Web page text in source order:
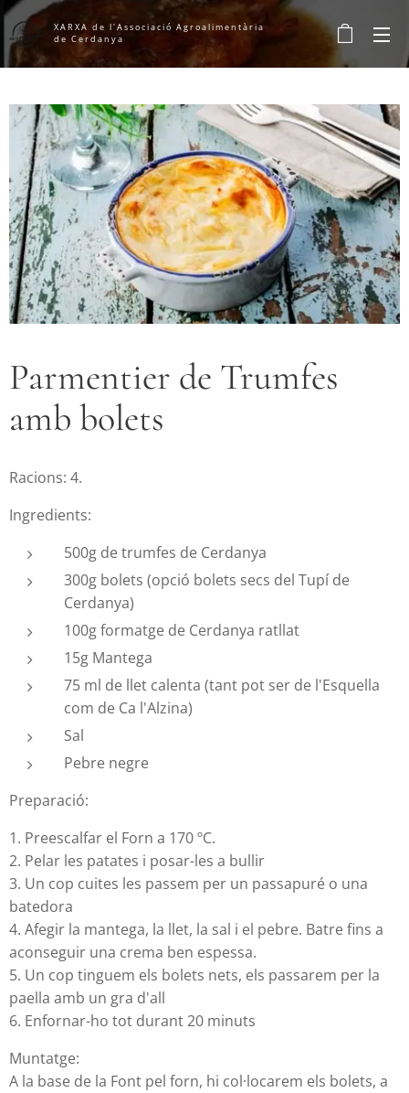
XARXA de l'Associació Agroalimentària
de Cerdanya
Parmentier de Trumfes
amb bolets
Racions: 4.
Ingredients:
500g de trumfes de Cerdanya
300g bolets (opció bolets secs del Tupí de
Cerdanya)
100g formatge de Cerdanya ratllat
15g Mantega
75 ml de llet calenta (tant pot ser de l'Esquella
com de Ca l'Alzina)
Sal
Pebre negre
Preparació:
1. Preescalfar el Forn a 170 ºC.
2. Pelar les patates i posar-les a bullir
3. Un cop cuites les passem per un passapuré o una
batedora
4. Afegir la mantega, la llet, la sal i el pebre. Batre fins a
aconseguir una crema ben espessa.
5. Un cop tinguem els bolets nets, els passarem per la
paella amb un gra d'all
6. Enfornar-ho tot durant 20 minuts
Muntatge:
A la base de la Font pel forn, hi col·locarem els bolets, a